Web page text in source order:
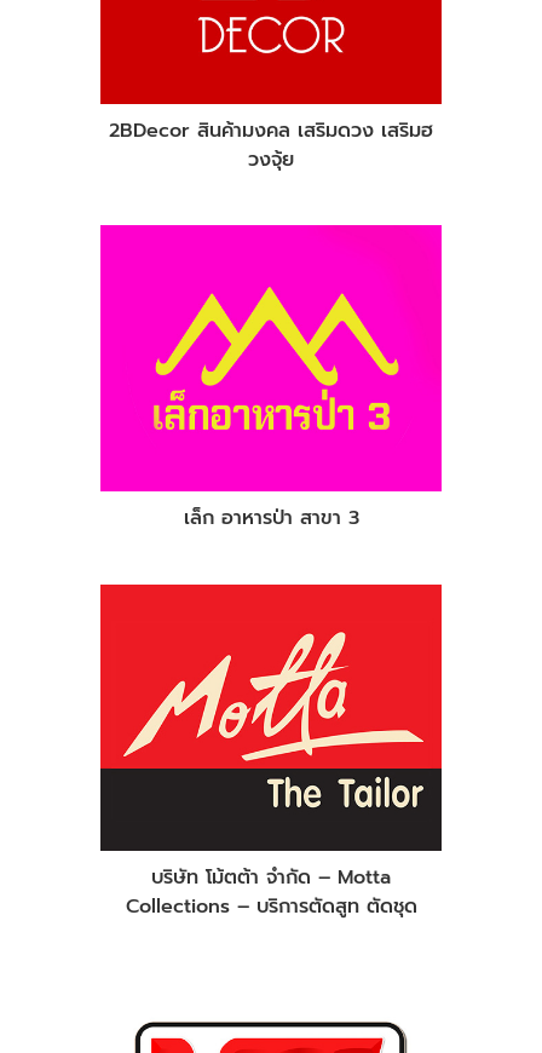
2BDecor สินค้ามงคล เสริมดวง เสริมฮ
วงจุ้ย
เล็ก อาหารป่า สาขา 3
บริษัท โม้ตต้า จำกัด – Motta
Collections – บริการตัดสูท ตัดชุด